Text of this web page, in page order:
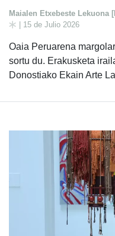
Maialen Etxebeste Lekuona
| 15 de Julio 2026
Oaia Peruarena
sortu du. Erakusketa
Donostiako Ekain Arte